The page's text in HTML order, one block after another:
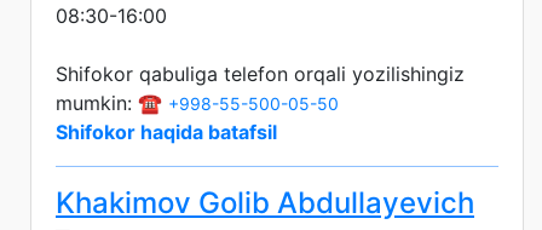
08:30-16:00
Shifokor qabuliga telefon orqali yozilishingiz
mumkin: ☎️ +998-55-500-05-50
Shifokor haqida batafsil
Khakimov Golib Abdullayevich